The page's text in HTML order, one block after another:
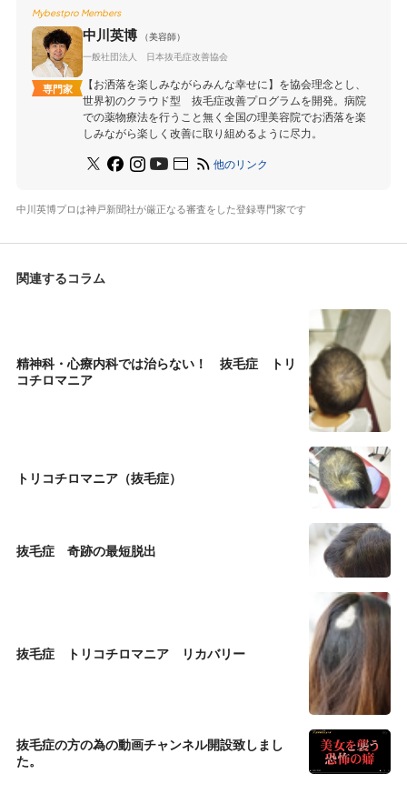
Mybestpro Members
専門家
中川英博
（美容師）
一般社団法人 日本抜毛症改善協会
【お洒落を楽しみながらみんな幸せに】を協会理念とし、
世界初のクラウド型 抜毛症改善プログラムを開発。病院
での薬物療法を行うこと無く全国の理美容院でお洒落を楽
しみながら楽しく改善に取り組めるように尽力。
他のリンク
中川英博プロは神戸新聞社が厳正なる審査をした登録専門家です
関連するコラム
精神科・心療内科では治らない！ 抜毛症 トリ
コチロマニア
トリコチロマニア（抜毛症）
抜毛症 奇跡の最短脱出
抜毛症 トリコチロマニア リカバリー
抜毛症の方の為の動画チャンネル開設致しまし
た。